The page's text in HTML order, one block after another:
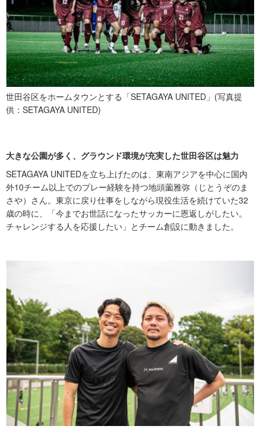
世田谷区をホームタウンとする「SETAGAYA UNITED」(写真提
供：SETAGAYA UNITED)
大きな公園が多く、グラウンド環境が充実した世田谷区は魅力
SETAGAYA UNITEDを立ち上げたのは、東南アジアを中心に国内
外10チーム以上でのプレー経験を持つ地頭薗雅弥（じとうぞのま
さや）さん。東京に戻り仕事をしながら現役生活を続けていた32
歳の時に、「今までお世話になったサッカーに恩返しがしたい。
チャレンジする人を応援したい」とチーム創設に動きました。